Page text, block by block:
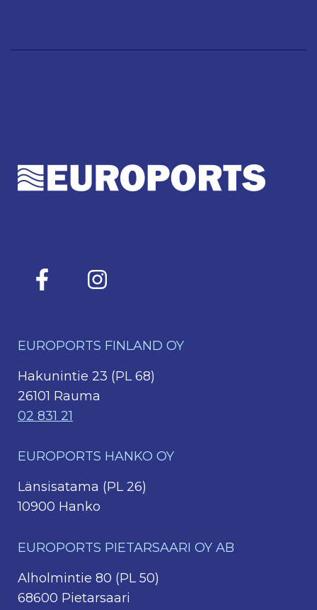
EUROPORTS FINLAND OY
Hakunintie 23 (PL 68)
26101 Rauma
02 831 21
EUROPORTS HANKO OY
Länsisatama (PL 26)
10900 Hanko
EUROPORTS PIETARSAARI OY AB
Alholmintie 80 (PL 50)
68600 Pietarsaari